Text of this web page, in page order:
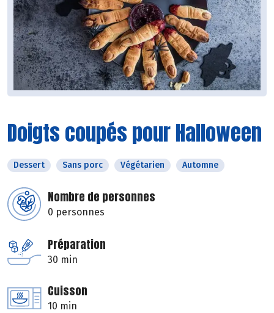
Doigts coupés pour Halloween
Dessert Sans porc Végétarien Automne
Nombre de personnes
0 personnes
Préparation
30 min
Cuisson
10 min